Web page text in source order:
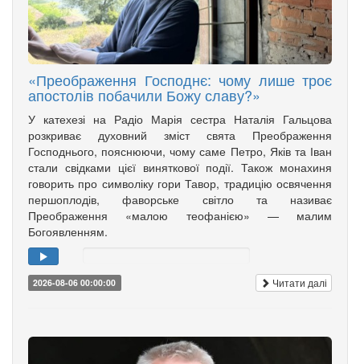
«Преображення Господнє: чому лише троє
апостолів побачили Божу славу?»
У катехезі на Радіо Марія сестра Наталія Гальцова
розкриває духовний зміст свята Преображення
Господнього, пояснюючи, чому саме Петро, Яків та Іван
стали свідками цієї виняткової події. Також монахиня
говорить про символіку гори Тавор, традицію освячення
першоплодів, фаворське світло та називає
Преображення «малою теофанією» — малим
Богоявленням.
2026-08-06 00:00:00 Читати далі